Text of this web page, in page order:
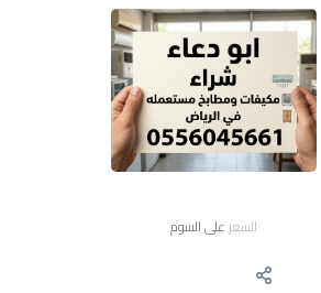
السعر على السوم